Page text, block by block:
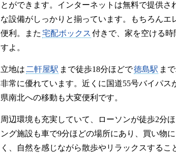
とができます。インターネットは無料で提供さ
な設備がしっかりと揃っています。もちろん
便利。また 宅配ボックス 付きで、家を空ける
すよ。
立地は 二軒屋駅 まで徒歩18分ほどで徳島駅 ま
非常に優れています。近くに国道55号バイパ
県南北への移動も大変便利です。
周辺環境も充実していて、ローソンが徒歩2分
ング施設も車で9分ほどの場所にあり、買い物
く、自然を感じながら散歩やリラックスするこ